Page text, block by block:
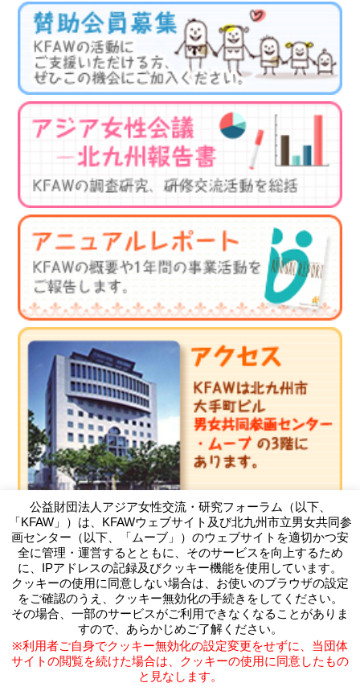
（公財）アジア女性交流・研究フォーラム
Kitakyushu Forum on Asian Women
〒803-0814 北九州市小倉北区大手町11-4北九州市大手町ビ
ル3F
TEL093-583-3434 FAX093-583-5195
公益財団法人アジア女性交流・研究フォーラム（以下、
「KFAW」）は、KFAWウェブサイト及び北九州市立男女共同参
画センター（以下、「ムーブ」）のウェブサイトを適切かつ安
全に管理・運営するとともに、そのサービスを向上するため
に、IPアドレスの記録及びクッキー機能を使用しています。
クッキーの使用に同意しない場合は、お使いのブラウザの設定
をご確認のうえ、クッキー無効化の手続きをしてください。
その場合、一部のサービスがご利用できなくなることがありま
すので、あらかじめご了解ください。
※利用者ご自身でクッキー無効化の設定変更をせずに、当団体
サイトの閲覧を続けた場合は、クッキーの使用に同意したもの
と見なします。